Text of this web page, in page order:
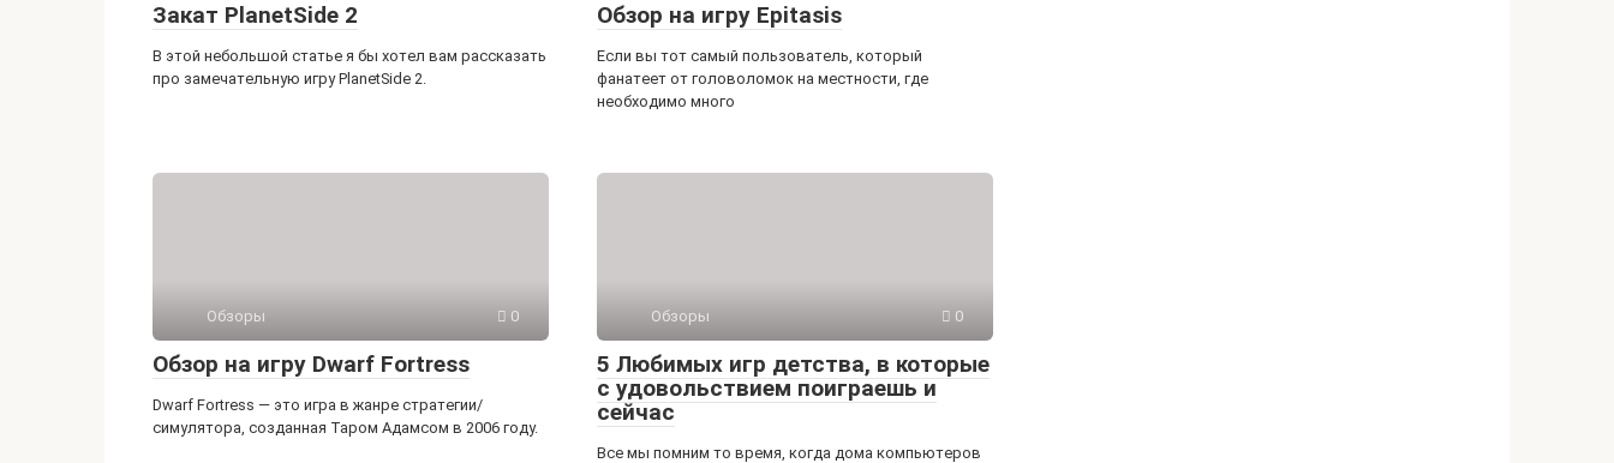
Закат PlanetSide 2
В этой небольшой статье я бы хотел вам рассказать
про замечательную игру PlanetSide 2.
Обзор на игру Epitasis
Если вы тот самый пользователь, который
фанатеет от головоломок на местности, где
необходимо много
Обзоры 0
Обзор на игру Dwarf Fortress
Dwarf Fortress — это игра в жанре стратегии/
симулятора, созданная Таром Адамсом в 2006 году.
Обзоры 0
5 Любимых игр детства, в которые
с удовольствием поиграешь и
сейчас
Все мы помним то время, когда дома компьютеров